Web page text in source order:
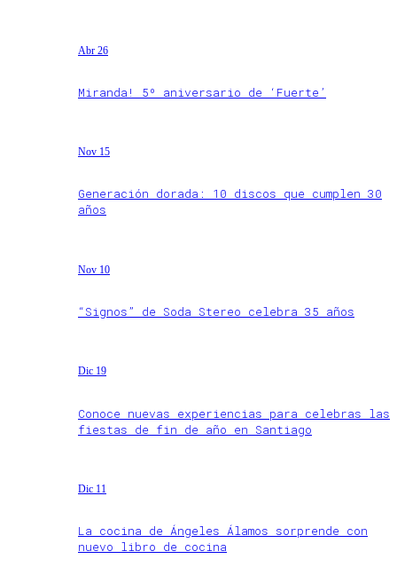
Abr 26
Miranda! 5º aniversario de ‘Fuerte’
Nov 15
Generación dorada: 10 discos que cumplen 30
años
Nov 10
“Signos” de Soda Stereo celebra 35 años
Dic 19
Conoce nuevas experiencias para celebras las
fiestas de fin de año en Santiago
Dic 11
La cocina de Ángeles Álamos sorprende con
nuevo libro de cocina